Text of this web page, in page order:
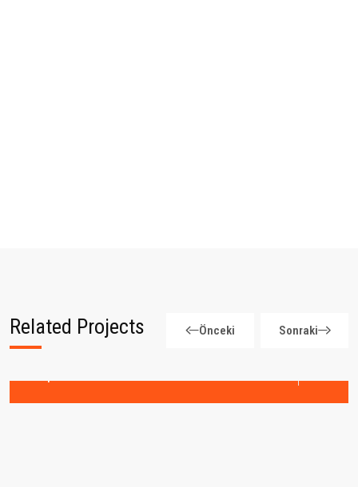
Related Projects Önceki Sonraki
Qarkew Head Quatar